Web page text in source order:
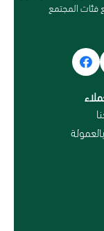
فئات المجتمع